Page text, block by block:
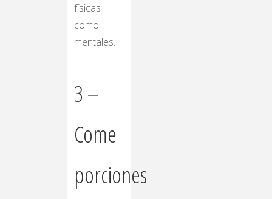
físicas
como
mentales.
3 –
Come
porciones